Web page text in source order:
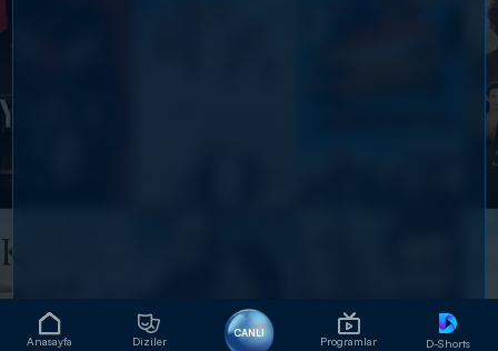
Anasayfa Diziler
CANLI
Programlar D-Shorts